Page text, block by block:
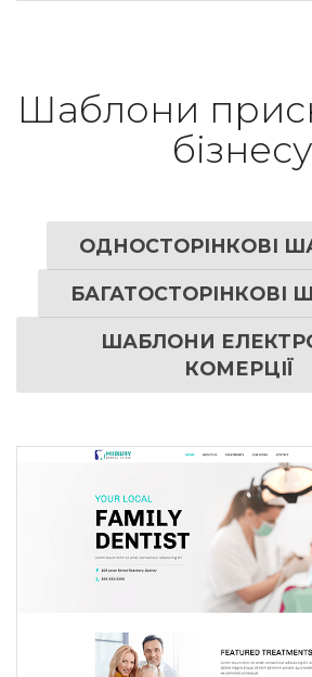
Шаблони
бізнесу
ОДНОСТОРІНКОВІ
БАГАТОСТОРІНКОВІ
ШАБЛОНИ
КОМЕРЦІЇ